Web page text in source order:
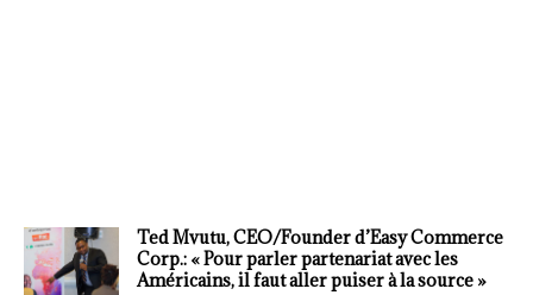
Ted Mvutu, CEO/Founder d’Easy Commerce
Corp.: « Pour parler partenariat avec les
Américains, il faut aller puiser à la source »